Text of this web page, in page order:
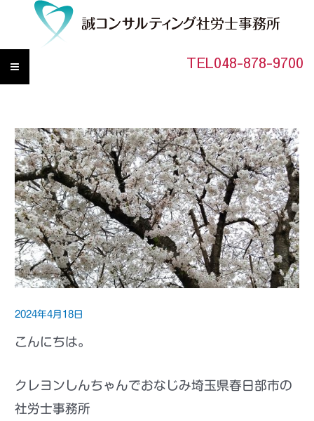
TEL048-878-9700
2024年4月18日
こんにちは。
クレヨンしんちゃんでおなじみ埼玉県春日部市の
社労士事務所